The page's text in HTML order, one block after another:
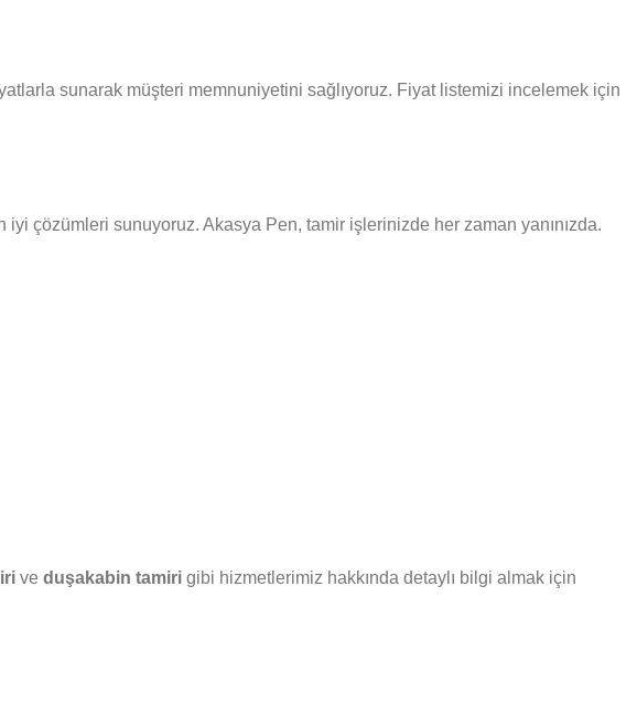
sunarak müşteri memnuniyetini sağlıyoruz. Fiyat listemizi incelemek için
çözümleri sunuyoruz. Akasya Pen, tamir işlerinizde her zaman yanınızda.
ve duşakabin tamiri gibi hizmetlerimiz hakkında detaylı bilgi almak için